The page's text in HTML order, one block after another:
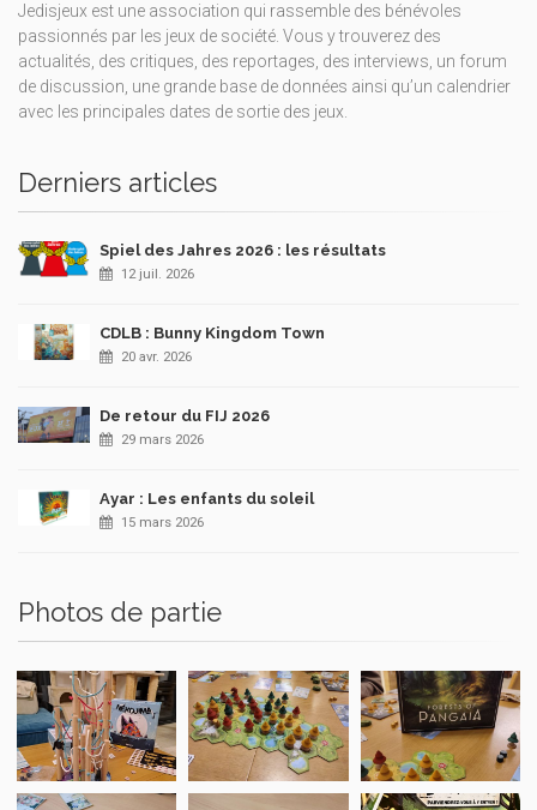
Jedisjeux est une association qui rassemble des bénévoles
passionnés par les jeux de société. Vous y trouverez des
actualités, des critiques, des reportages, des interviews, un forum
de discussion, une grande base de données ainsi qu’un calendrier
avec les principales dates de sortie des jeux.
Derniers articles
Spiel des Jahres 2026 : les résultats
12 juil. 2026
CDLB : Bunny Kingdom Town
20 avr. 2026
De retour du FIJ 2026
29 mars 2026
Ayar : Les enfants du soleil
15 mars 2026
Photos de partie